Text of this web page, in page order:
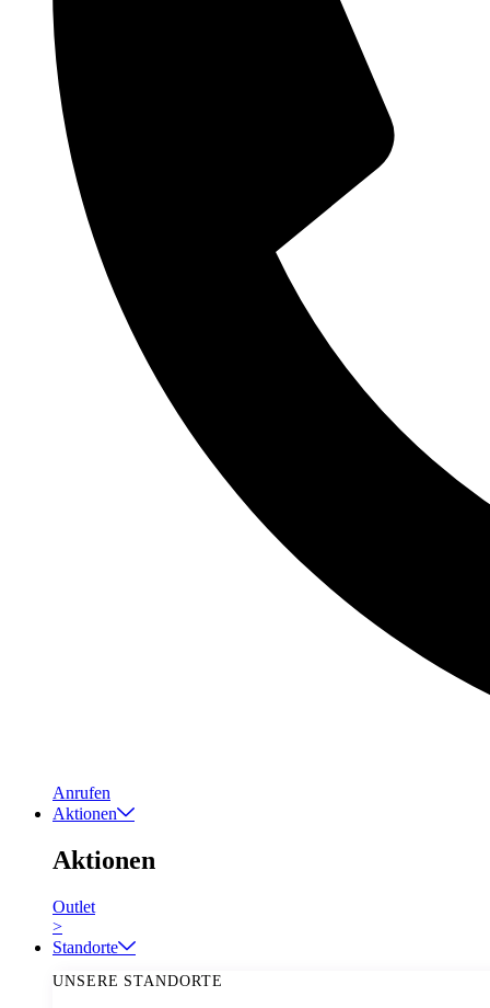
Anrufen
Aktionen
Aktionen
Outlet
>
Standorte
UNSERE STANDORTE